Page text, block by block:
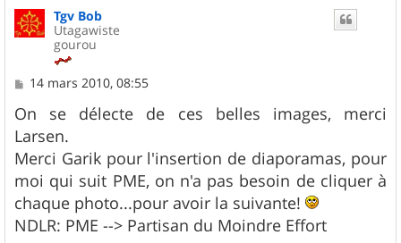
Tgv Bob
Utagawiste
gourou
M
s
s
a
g
e
14 mars 2010, 08:55
On se délecte de ces belles images, merci
Larsen.
Merci Garik pour l'insertion de diaporamas, pour
moi qui suit PME, on n'a pas besoin de cliquer à
chaque photo...pour avoir la suivante!
NDLR: PME --> Partisan du Moindre Effort